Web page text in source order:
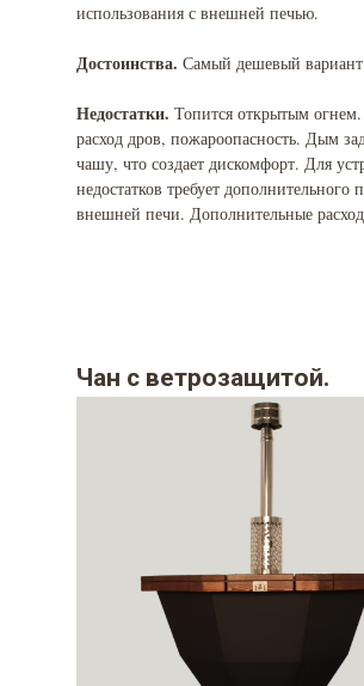
использования с внешней печью.
Достоинства. Самый дешевый вариант
Недостатки. Топится открытым
расход дров, пожароопасность. Дым
чашу, что создает дискомфорт. Для
недостатков требует дополнительного
внешней печи. Дополнительные
Чан с ветрозащитой.